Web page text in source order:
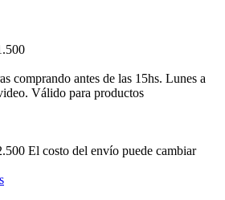
comprando antes de las 15hs. Lunes a
Válido para productos
El costo del envío puede cambiar